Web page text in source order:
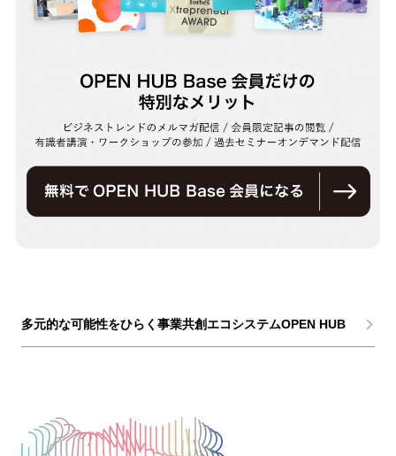
多元的な可能性をひらく事業共創エコシステムOPEN HUB